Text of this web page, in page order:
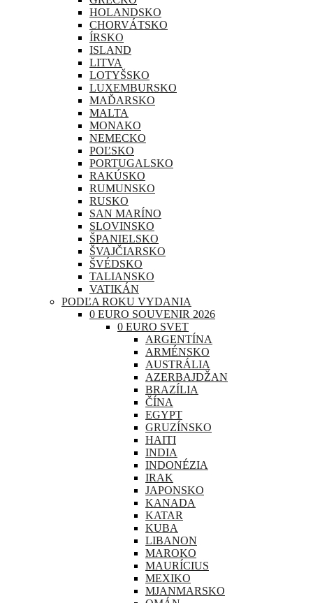
HOLANDSKO
CHORVÁTSKO
ÍRSKO
ISLAND
LITVA
LOTYŠSKO
LUXEMBURSKO
MAĎARSKO
MALTA
MONAKO
NEMECKO
POĽSKO
PORTUGALSKO
RAKÚSKO
RUMUNSKO
RUSKO
SAN MARÍNO
SLOVINSKO
ŠPANIELSKO
ŠVAJČIARSKO
ŠVÉDSKO
TALIANSKO
VATIKÁN
PODĽA ROKU VYDANIA
0 EURO SOUVENIR 2026
0 EURO SVET
ARGENTÍNA
ARMÉNSKO
AUSTRÁLIA
AZERBAJDŽAN
BRAZÍLIA
ČÍNA
EGYPT
GRUZÍNSKO
HAITI
INDIA
INDONÉZIA
IRAK
JAPONSKO
KANADA
KATAR
KUBA
LIBANON
MAROKO
MAURÍCIUS
MEXIKO
MJANMARSKO